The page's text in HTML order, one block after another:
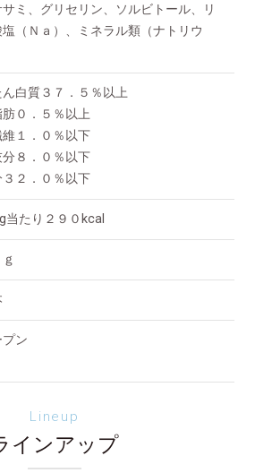
ミ、グリセリン、ソルビトール、リ
塩（Ｎａ）、ミネラル類（ナトリウ
ん白質３７．５％以上
肪０．５％以上
維１．０％以下
分８．０％以下
３２．０％以下
当たり２９０kcal
ン
Lineup
インアップ